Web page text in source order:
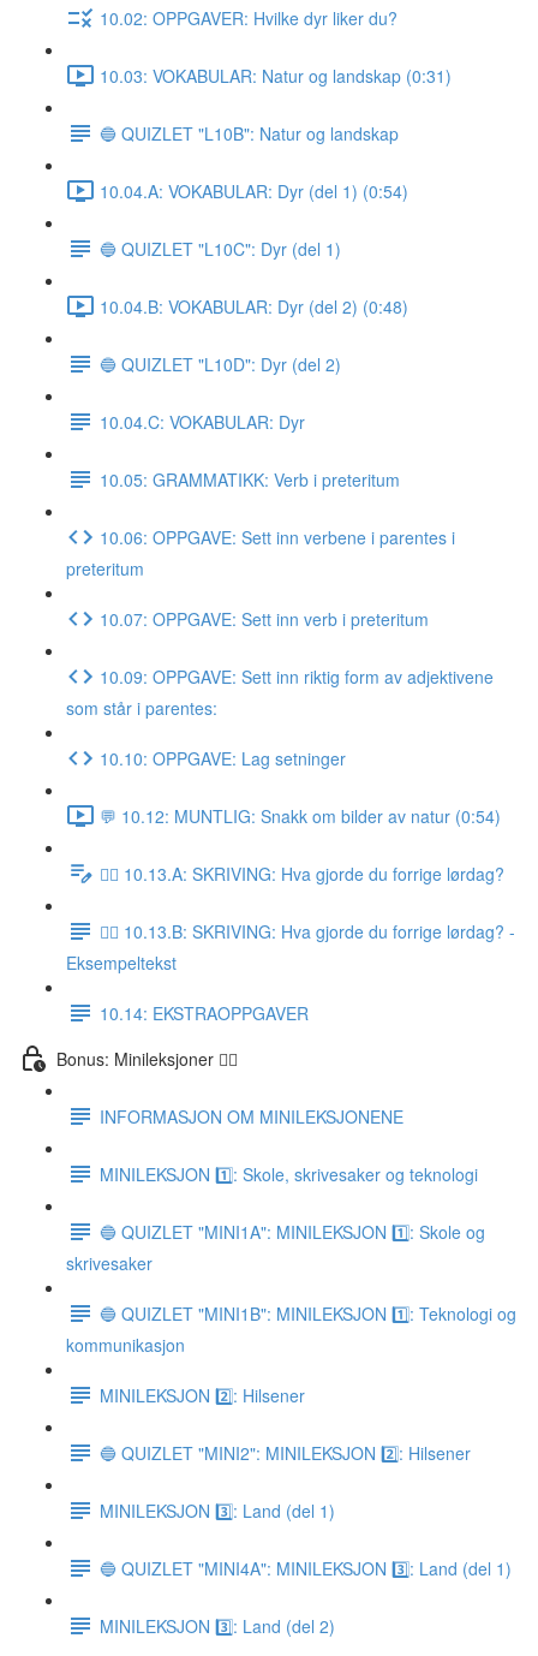
10.02: OPPGAVER: Hvilke dyr liker du?
10.03: VOKABULAR: Natur og landskap (0:31)
🔵 QUIZLET "L10B": Natur og landskap
10.04.A: VOKABULAR: Dyr (del 1) (0:54)
🔵 QUIZLET "L10C": Dyr (del 1)
10.04.B: VOKABULAR: Dyr (del 2) (0:48)
🔵 QUIZLET "L10D": Dyr (del 2)
10.04.C: VOKABULAR: Dyr
10.05: GRAMMATIKK: Verb i preteritum
10.06: OPPGAVE: Sett inn verbene i parentes i
preteritum
10.07: OPPGAVE: Sett inn verb i preteritum
10.09: OPPGAVE: Sett inn riktig form av adjektivene
som står i parentes:
10.10: OPPGAVE: Lag setninger
💬 10.12: MUNTLIG: Snakk om bilder av natur (0:54)
✍🏼 10.13.A: SKRIVING: Hva gjorde du forrige lørdag?
✍🏼 10.13.B: SKRIVING: Hva gjorde du forrige lørdag? -
Eksempeltekst
10.14: EKSTRAOPPGAVER
Bonus: Minileksjoner 👌🏻
INFORMASJON OM MINILEKSJONENE
MINILEKSJON 1️⃣: Skole, skrivesaker og teknologi
🔵 QUIZLET "MINI1A": MINILEKSJON 1️⃣: Skole og
skrivesaker
🔵 QUIZLET "MINI1B": MINILEKSJON 1️⃣: Teknologi og
kommunikasjon
MINILEKSJON 2️⃣: Hilsener
🔵 QUIZLET "MINI2": MINILEKSJON 2️⃣: Hilsener
MINILEKSJON 3️⃣: Land (del 1)
🔵 QUIZLET "MINI4A": MINILEKSJON 3️⃣: Land (del 1)
MINILEKSJON 3️⃣: Land (del 2)